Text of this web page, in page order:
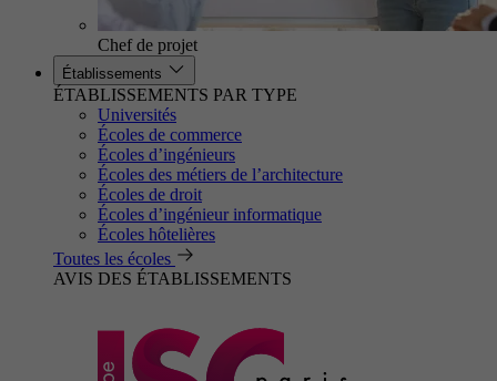
Chef de projet
Établissements
ÉTABLISSEMENTS PAR TYPE
Universités
Écoles de commerce
Écoles d’ingénieurs
Écoles des métiers de l’architecture
Écoles de droit
Écoles d’ingénieur informatique
Écoles hôtelières
Toutes les écoles
AVIS DES ÉTABLISSEMENTS